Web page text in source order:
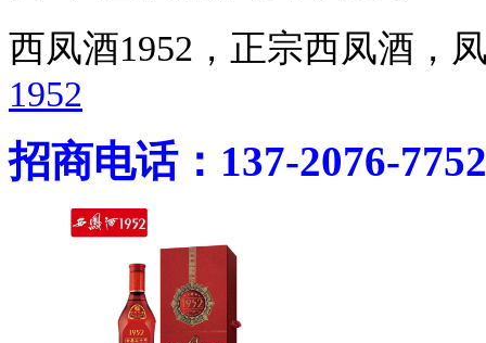
西凤酒1952，正宗西凤酒
1952
招商电话：137-2076-7752